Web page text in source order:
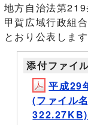
地方自治法第
甲賀広域行政組
とおり公表します
添付ファイ
平成29
(ファイル
322.27KB)